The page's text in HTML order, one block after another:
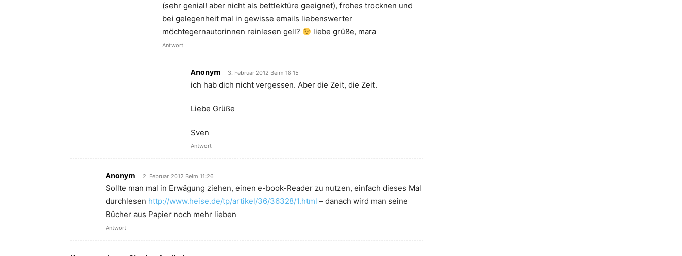
(sehr genial! aber nicht als bettlektüre geeignet), frohes trocknen und
bei gelegenheit mal in gewisse emails liebenswerter
möchtegernautorinnen reinlesen gell?
liebe grüße, mara
Antwort
Anonym 3. Februar 2012 Beim 18:15
ich hab dich nicht vergessen. Aber die Zeit, die Zeit.
Liebe Grüße
Sven
Antwort
Anonym 2. Februar 2012 Beim 11:26
Sollte man mal in Erwägung ziehen, einen e-book-Reader zu nutzen, einfach dieses Mal
durchlesen http://www.heise.de/tp/artikel/36/36328/1.html – danach wird man seine
Bücher aus Papier noch mehr lieben
Antwort